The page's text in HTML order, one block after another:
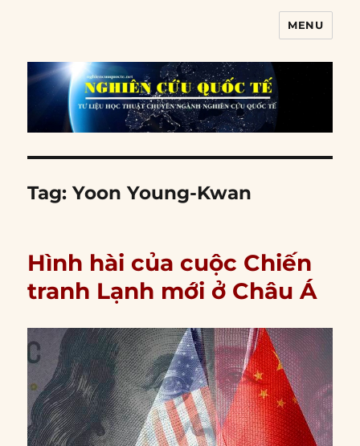
MENU
Tag:Yoon Young-Kwan
Hình hài của cuộc Chiến
tranh Lạnh mới ở Châu Á